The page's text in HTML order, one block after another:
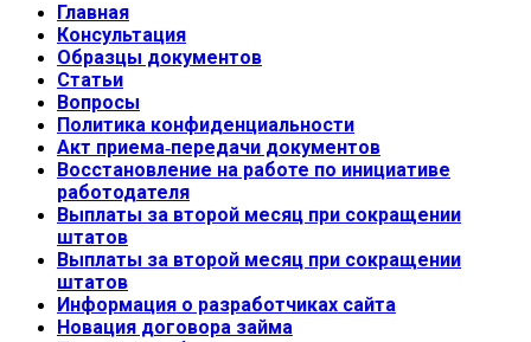
Главная
Консультация
Образцы документов
Статьи
Вопросы
Политика конфиденциальности
Акт приема-передачи документов
Восстановление на работе по инициативе
работодателя
Выплаты за второй месяц при сокращении
штатов
Выплаты за второй месяц при сокращении
штатов
Информация о разработчиках сайта
Новация договора займа